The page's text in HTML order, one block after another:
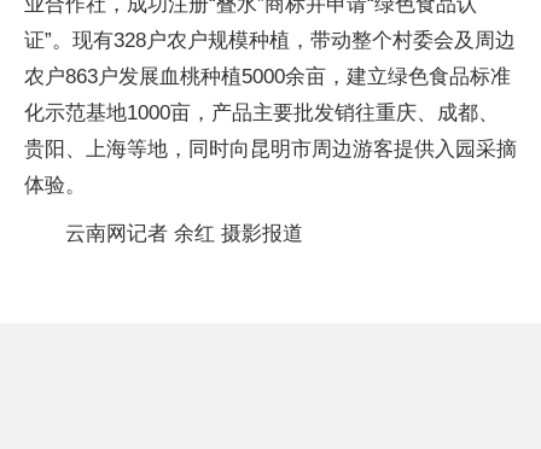
证”。现有328户农户规模种植，带动整个村委会及周边
农户863户发展血桃种植5000余亩，建立绿色食品标准
化示范基地1000亩，产品主要批发销往重庆、成都、
贵阳、上海等地，同时向昆明市周边游客提供入园采摘
体验。
云南网记者 余红 摄影报道